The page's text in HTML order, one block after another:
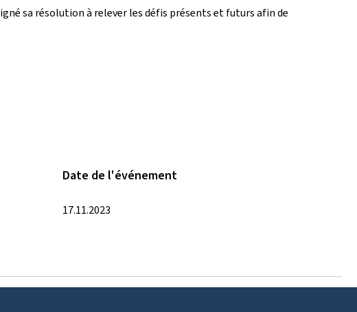
sa résolution à relever les défis présents et futurs afin de
Date de l'événement
17.11.2023